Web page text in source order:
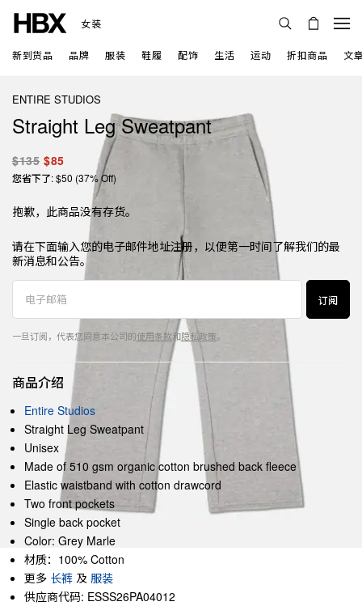
女装
新到货品 品牌 服装 鞋履 配饰 生活 运动 折扣商品 文
ENTIRE STUDIOS
Straight Leg Sweatpant
$135 $85
您省下了: $50 (37% Off)
抱歉，此商品没有存货。
请在下面输入您的电子邮件地址注册，以便第一时间了解我们的最
新消息和公告。
订阅
一旦订阅，代表您同意本公司的使用条款和隐私政策。
商品介绍
Entire Studios
Straight Leg Sweatpant
Unisex
Made of 510 gsm organic cotton brushed back fleece
Elastic waistband with cotton drawcord
Two front pockets
Single back pocket
Color: Grey Marle
材质：100% Cotton
更多 长裤 及 服装
供应商代码: ESSS26PA04012